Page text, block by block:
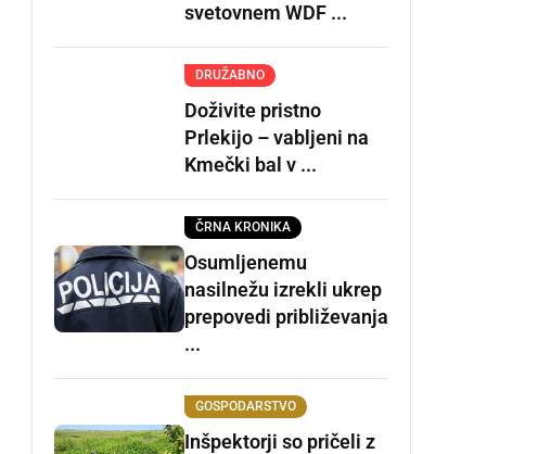
svetovnem WDF ...
DRUŽABNO
Doživite pristno
Prlekijo – vabljeni na
Kmečki bal v ...
ČRNA KRONIKA
Osumljenemu
nasilnežu izrekli ukrep
prepovedi približevanja
...
GOSPODARSTVO
Inšpektorji so pričeli z